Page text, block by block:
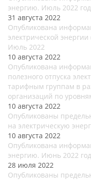
энергию. Июль 2022
31 августа 2022
Опубликована
электрической
Июль 2022
10 августа 2022
Опубликована
полезного отпуска
тарифным группам в
организаций по
10 августа 2022
Опубликованы
на электрическую
10 августа 2022
Опубликована
энергию. Июнь 2022
28 июля 2022
Опубликованы